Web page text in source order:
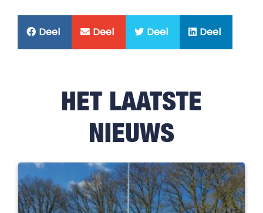
Deel Deel Deel Deel
HET LAATSTE
NIEUWS